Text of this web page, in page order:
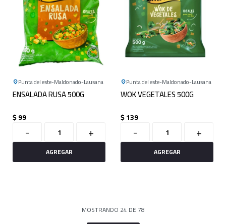
Punta del este Maldonado Lausana
ENSALADA RUSA 500G
$99
- +
Punta del este Maldonado Lausana
WOK VEGETALES 500G
$139
- +
MOSTRANDO 24 DE 78